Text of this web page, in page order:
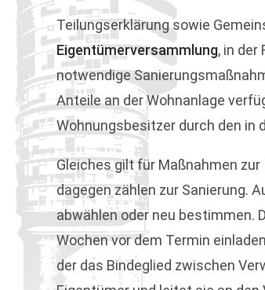
Teilungserklärung sowie
Eigentümerversammlung, in der
notwendige
Anteile an der Wohnanlage
Wohnungsbesitzer durch den
Gleiches gilt für Maßnahmen
dagegen zählen zur Sanierung.
abwählen oder neu bestimmen.
Wochen vor dem Termin
der das Bindeglied zwischen